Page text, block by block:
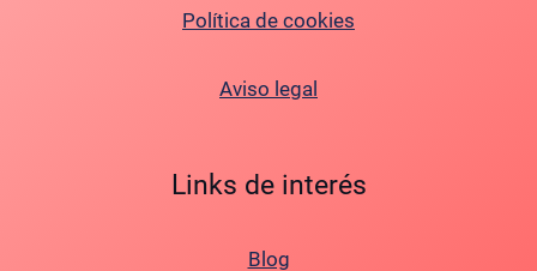
Política de cookies
Aviso legal
Links de interés
Blog